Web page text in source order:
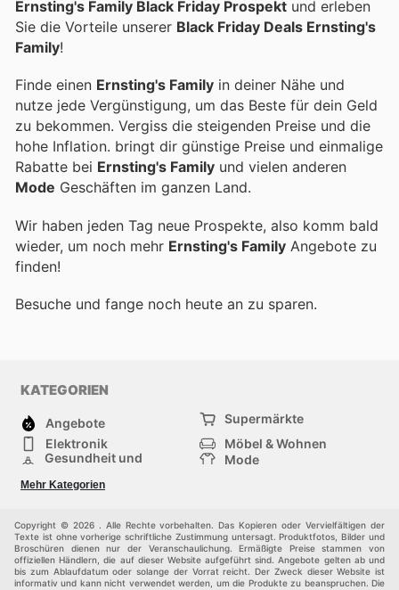
Ernsting's Family Black Friday Prospekt und erleben
Sie die Vorteile unserer Black Friday Deals Ernsting's
Family!
Finde einen Ernsting's Family in deiner Nähe und
nutze jede Vergünstigung, um das Beste für dein Geld
zu bekommen. Vergiss die steigenden Preise und die
hohe Inflation. bringt dir günstige Preise und einmalige
Rabatte bei Ernsting's Family und vielen anderen
Mode Geschäften im ganzen Land.
Wir haben jeden Tag neue Prospekte, also komm bald
wieder, um noch mehr Ernsting's Family Angebote zu
finden!
Besuche und fange noch heute an zu sparen.
KATEGORIEN
Angebote
Supermärkte
Elektronik
Möbel & Wohnen
Gesundheit und
Mode
Sportartikel und
Sportbekleidung
Einkaufzentren
Andere
Mehr Kategorien
Copyright © 2026 . Alle Rechte vorbehalten. Das Kopieren oder Vervielfältigen der
Texte ist ohne vorherige schriftliche Zustimmung untersagt. Produktfotos, Bilder und
Broschüren dienen nur der Veranschaulichung. Ermäßigte Preise stammen von
offiziellen Händlern, die auf dieser Website aufgeführt sind. Angebote gelten ab und
bis zum Ablaufdatum oder solange der Vorrat reicht. Der Zweck dieser Website ist
informativ und kann nicht verwendet werden, um die Produkte zu beanspruchen. Die